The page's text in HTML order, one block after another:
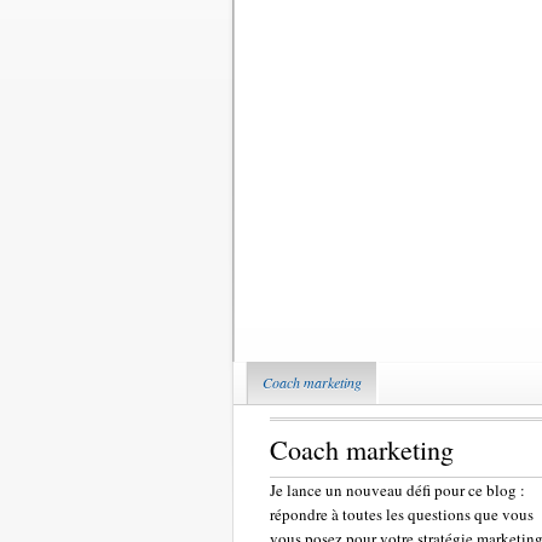
Coach marketing
Coach marketing
Je lance un nouveau défi pour ce blog :
répondre à toutes les questions que vous